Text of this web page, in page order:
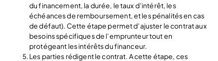
du financement, la durée, le taux d’intérêt, les
échéances de remboursement, et les pénalités en cas
de défaut). Cette étape permet d’ajuster le contrat aux
besoins spécifiques de l’emprunteur tout en
protégeant les intérêts du financeur.
Les parties rédigent le contrat. A cette étape, ces